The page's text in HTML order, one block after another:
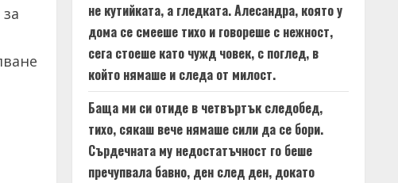
не кутийката, а гледката. Алесандра, която у
дома се смееше тихо и говореше с нежност,
сега стоеше като чужд човек, с поглед, в
който нямаше и следа от милост.
Баща ми си отиде в четвъртък следобед,
тихо, сякаш вече нямаше сили да се бори.
Сърдечната му недостатъчност го беше
пречупвала бавно, ден след ден, докато